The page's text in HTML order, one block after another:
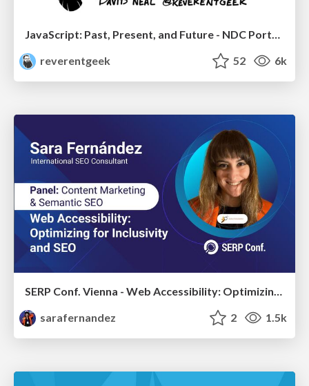
reverentgeek
52 6k
SERP Conf. Vienna - Web Accessibility: Optimizing for Inclusivity and SEO
sarafernandez
2 1.5k